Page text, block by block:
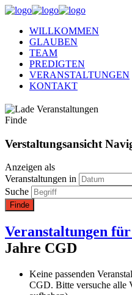
WILLKOMMEN
GLAUBEN
TEAM
PREDIGTEN
VERANSTALTUNGEN
KONTAKT
Finde
Verstaltungsansicht
Anzeigen als
Veranstaltungen in
Suche
Veranstaltungen
Jahre CGD
Keine passenden
CGD. Bitte versuche alle